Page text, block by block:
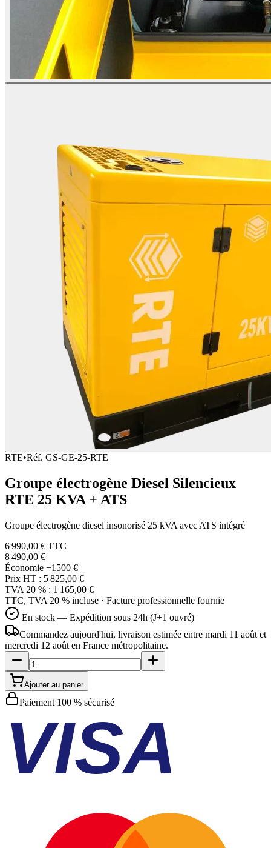
RTE•Réf. GS-GE-25-RTE
Groupe électrogène Diesel Silencieux
RTE 25 KVA + ATS
Groupe électrogène diesel insonorisé 25 kVA avec ATS intégré
6 990,00 € TTC
8 490,00 €
Économie −1500 €
Prix HT : 5 825,00 €
TVA 20 % : 1 165,00 €
TTC, TVA 20 % incluse · Facture professionnelle fournie
En stock — Expédition sous 24h (J+1 ouvré)
Commandez aujourd'hui, livraison estimée entre mardi 11 août et
mercredi 12 août en France métropolitaine.
Ajouter au panier
Paiement 100 % sécurisé
VISA